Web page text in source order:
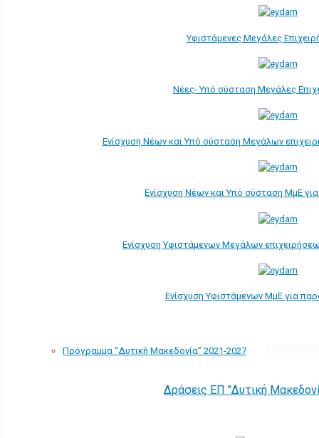
Υφιστάμενες Μεγάλες
Νέες- Υπό σύσταση Μεγάλες
Ενίσχυση Νέων και Υπό σύσταση Μεγάλων
Ενίσχυση Νέων και Υπό σύσταση ΜμΕ
Ενίσχυση Υφιστάμενων Μεγάλων
Ενίσχυση Υφιστάμενων ΜμΕ για
Πρόγραμμα “Δυτική Μακεδονία” 2021-2027
Δράσεις ΕΠ "Δυτική